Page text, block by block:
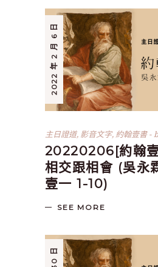
2022 年 2 月 6 日
主日證道, 影音文字, 約翰壹書
20220206[約翰
相交跟相會 (吳永
壹一 1-10)
SEE MORE